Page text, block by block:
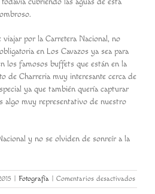
viajar por la Carretera Nacional, no
en Los Cavazos ya sea para
los famosos buffets que están en la
de Charreria muy interesante cerca de
ya que también quería capturar
algo muy representativo de nuestro
y no se olviden de sonreír a la
| Fotografía | Comentarios desactivadosen
Aquí